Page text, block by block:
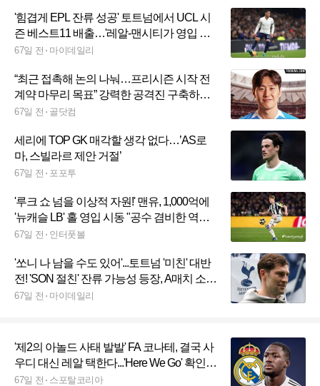
'힘겹게 EPL 잔류 성공' 토트넘에서 UCL 시
즌 베스트11 배출…'레알-맨시티가 영입 경
쟁'
67일 전 마이데일리
“최근 접촉해 논의 나눠…프리시즌 시작 전
계약 마무리 목표” 강력한 공격진 구축하려
는 AT 마드리드, 올여름 이강인 영입 선언
67일 전 골닷컴
세리에 TOP GK 매각할 생각 없다…’AS로
마, 스빌라르 제안 거절’
67일 전 포포투
'루크 쇼 넘을 이상적 자원!' 맨유, 1,000억에
'뉴캐슬 LB' 홀 영입 시동 "공수 겸비한 역동
적 풀백"
67일 전 인터풋볼
'쏘니 나 남을 수도 있어'...토트넘 '미친' 대반
전! 'SON 절친' 잔류 가능성 등장, A매치 소집
→"데 제르비에게 필요한 베테랑"
67일 전 마이데일리
'제2의 아놀드 사태 발발' FA 코나테, 결국 사
우디 대신 레알 택한다...'Here We Go' 확인
"공식적으로 영입 진행 예정"
67일 전 스포탈코리아